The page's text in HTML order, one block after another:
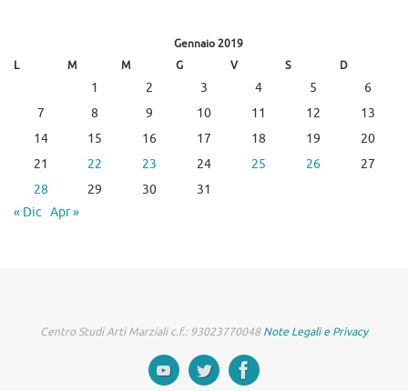
Gennaio 2019
L
M M G V S D
1 2 3 4 5
6
7
8 9 10 11 12
13
14
15 16 17 18 19
20
21
22 23 24 25 26
27
28
29 30
31
« Dic Apr »
Centro Studi Arti Marziali c.f.: 93023770048Note Legali e Privacy